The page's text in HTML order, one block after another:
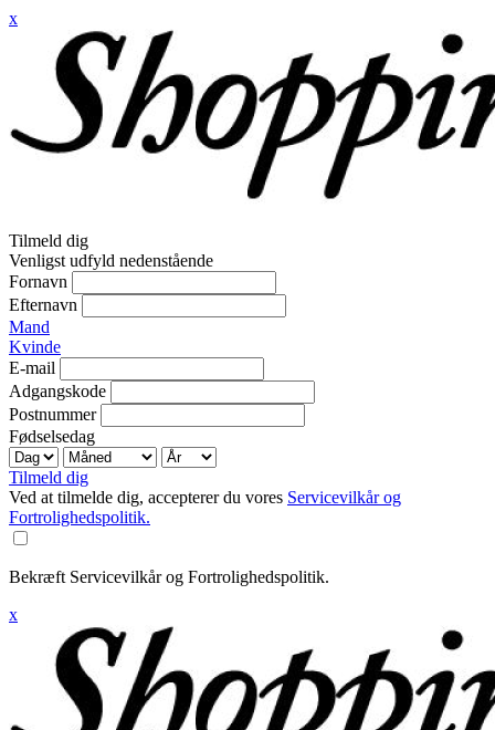
x
Tilmeld dig
Venligst udfyld nedenstående
Fornavn
Efternavn
Mand
Kvinde
E-mail
Adgangskode
Postnummer
Fødselsedag
Tilmeld dig
Ved at tilmelde dig, accepterer du vores Servicevilkår og
Fortrolighedspolitik.
Bekræft Servicevilkår og Fortrolighedspolitik.
x